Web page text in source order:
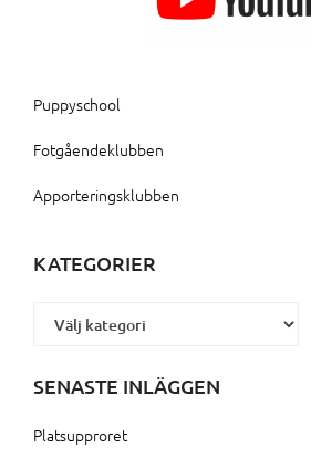
Puppyschool
Fotgåendeklubben
Apporteringsklubben
KATEGORIER
Kategorier
SENASTE INLÄGGEN
Platsupproret